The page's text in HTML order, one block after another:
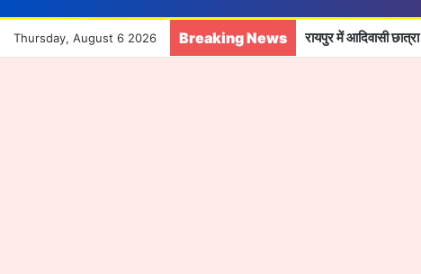
Thursday, August 6 2026 Breaking News रायपुर में आदिवासी